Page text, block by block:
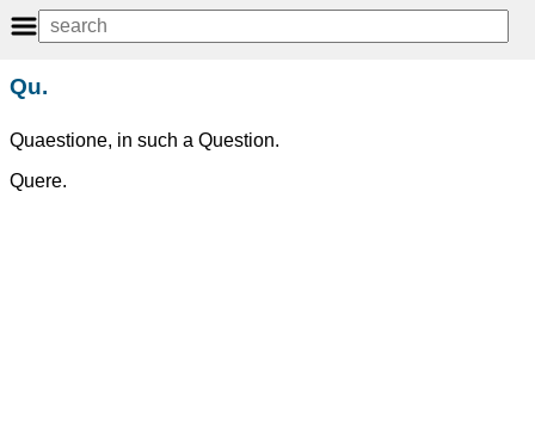
Qu.
Quaestione, in such a Question.
Quere.